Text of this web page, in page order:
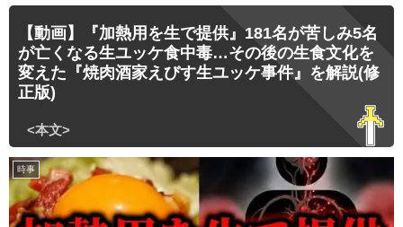
【動画】『加熱用を生で提供』181名が苦しみ5名
が亡くなる生ユッケ食中毒…その後の生食文化を
変えた『焼肉酒家えびす生ユッケ事件』を解説(修
正版)
時事